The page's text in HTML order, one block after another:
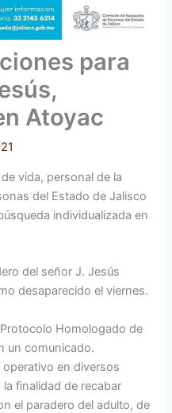
para
Atoyac
vida, personal de la
del Estado de Jalisco
individualizada en
del señor J. Jesús
desaparecido el viernes.
Homologado de
un comunicado.
en diversos
finalidad de recabar
el paradero del adulto, de